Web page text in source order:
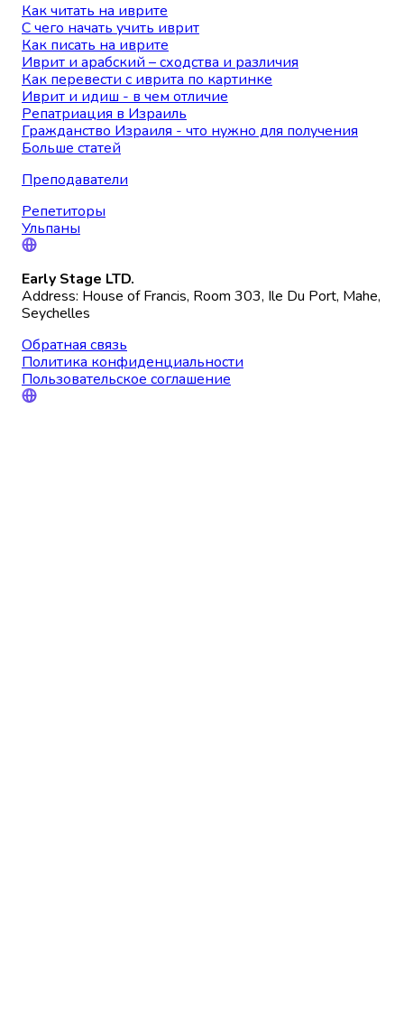
Как читать на иврите
С чего начать учить иврит
Как писать на иврите
Иврит и арабский – сходства и различия
Как перевести с иврита по картинке
Иврит и идиш - в чем отличие
Репатриация в Израиль
Гражданство Израиля - что нужно для получения
Больше статей
Преподаватели
Репетиторы
Ульпаны
Early Stage LTD.
Address: House of Francis, Room 303, Ile Du Port, Mahe,
Seychelles
Обратная связь
Политика конфиденциальности
Пользовательское соглашение